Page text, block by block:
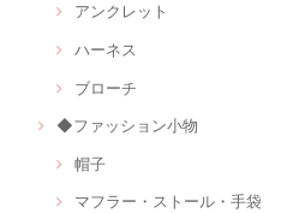
アンクレット
ハーネス
ブローチ
◆ファッション小物
帽子
マフラー・ストール・手袋